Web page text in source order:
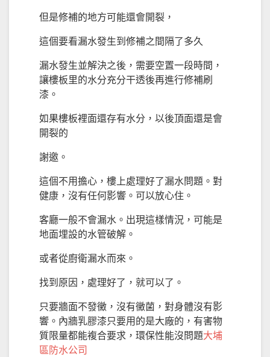
但是修補的地方可能還會開裂，
這個要看漏水發生到修補之間隔了多久
漏水發生並解決之後，需要空置一段時間，
讓樓板里的水分充分干透後再進行修補刷
漆。
如果樓板裡面還存有水分，以後頂面還是會
開裂的
謝邀。
這個不用擔心，樓上處理好了漏水問題。對
健康，沒有任何影響。可以放心住。
客廳一般不會漏水。出現這樣情況，可能是
地面埋設的水管破解。
或者從廚衛漏水而來。
找到原因，處理好了，就可以了。
只要牆面不發黴，沒有黴菌，對身體沒有影
響。內牆乳膠漆只要用的是大廠的，有害物
質限量都能複合要求，環保性能沒問題大埔
區防水公司